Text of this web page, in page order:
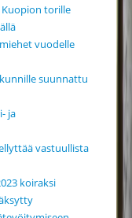
torille
vuodelle
suunnattu
ja
vastuullista
koiraksi